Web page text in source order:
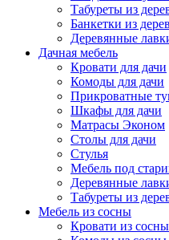
Табуреты из
Банкетки из
Деревянные
Дачная мебель
Кровати для дачи
Комоды для дачи
Прикроватные
Шкафы для дачи
Матрасы Эконом
Столы для дачи
Стулья
Мебель под
Деревянные
Табуреты из
Мебель из сосны
Кровати из сосны